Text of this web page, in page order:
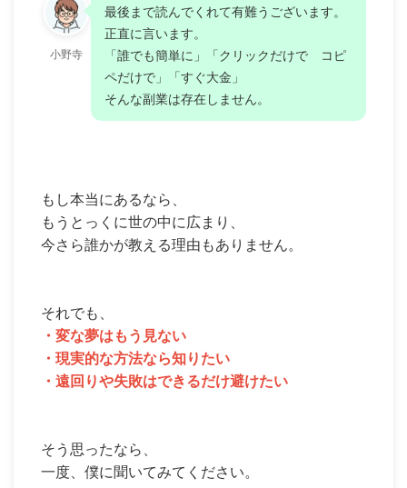
小野寺
最後まで読んでくれて有難うございます。
正直に言います。
「誰でも簡単に」「クリックだけで コピ
ペだけで」「すぐ大金」
そんな副業は存在しません。
もし本当にあるなら、
もうとっくに世の中に広まり、
今さら誰かが教える理由もありません。
それでも、
・変な夢はもう見ない
・現実的な方法なら知りたい
・遠回りや失敗はできるだけ避けたい
そう思ったなら、
一度、僕に聞いてみてください。